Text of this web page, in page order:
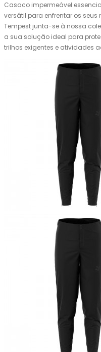
Casaco impermeável
versátil para enfrentar os
Tempest junta-se à nossa
a sua solução ideal para
trilhos exigentes e atividades